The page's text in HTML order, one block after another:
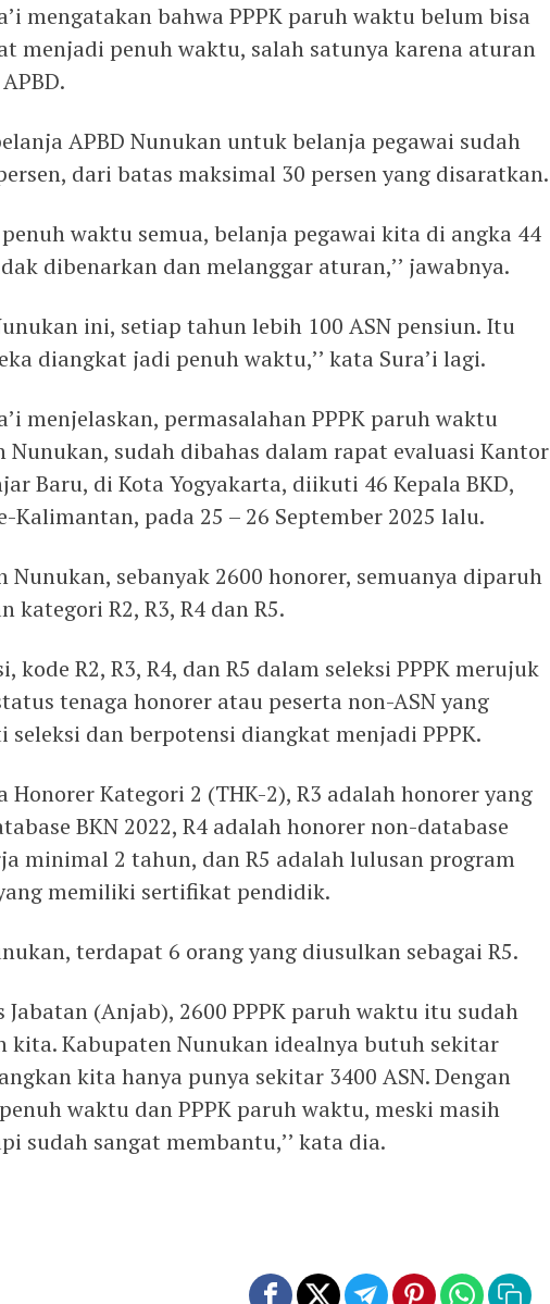
mengatakan bahwa PPPK paruh waktu belum bisa
menjadi penuh waktu, salah satunya karena aturan
APBD Nunukan untuk belanja pegawai sudah
dari batas maksimal 30 persen yang disaratkan.
penuh waktu semua, belanja pegawai kita di angka 44
dibenarkan dan melanggar aturan,’’ jawabnya.
ini, setiap tahun lebih 100 ASN pensiun. Itu
diangkat jadi penuh waktu,’’ kata Sura’i lagi.
menjelaskan, permasalahan PPPK paruh waktu
Nunukan, sudah dibahas dalam rapat evaluasi Kantor
Baru, di Kota Yogyakarta, diikuti 46 Kepala BKD,
Kalimantan, pada 25 – 26 September 2025 lalu.
Nunukan, sebanyak 2600 honorer, semuanya diparuh
kategori R2, R3, R4 dan R5.
kode R2, R3, R4, dan R5 dalam seleksi PPPK merujuk
tenaga honorer atau peserta non-ASN yang
dan berpotensi diangkat menjadi PPPK.
Honorer Kategori 2 (THK-2), R3 adalah honorer yang
BKN 2022, R4 adalah honorer non-database
minimal 2 tahun, dan R5 adalah lulusan program
memiliki sertifikat pendidik.
terdapat 6 orang yang diusulkan sebagai R5.
Jabatan (Anjab), 2600 PPPK paruh waktu itu sudah
kita. Kabupaten Nunukan idealnya butuh sekitar
kita hanya punya sekitar 3400 ASN. Dengan
waktu dan PPPK paruh waktu, meski masih
sudah sangat membantu,’’ kata dia.